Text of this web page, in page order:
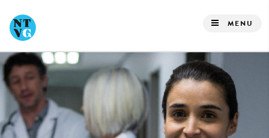
naar
de
inhoud
gaan
MENU